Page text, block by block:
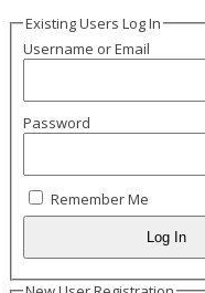
Existing Users Log In
Username or Email
Password
Remember Me